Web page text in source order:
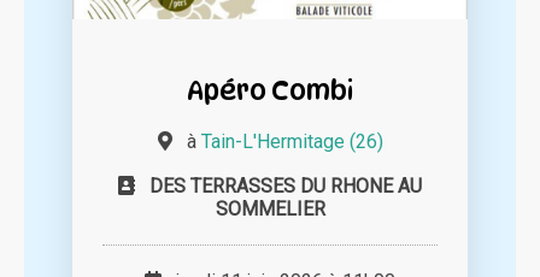
Apéro Combi
à Tain-L'Hermitage (26)
DES TERRASSES DU RHONE AU
SOMMELIER